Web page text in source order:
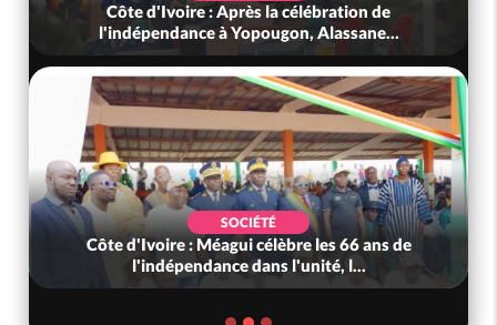
Côte d'Ivoire : Après la célébration de
l'indépendance à Yopougon, Alassane...
SOCIÉTÉ
Côte d'Ivoire : Méagui célèbre les 66 ans de
l'indépendance dans l'unité, l...